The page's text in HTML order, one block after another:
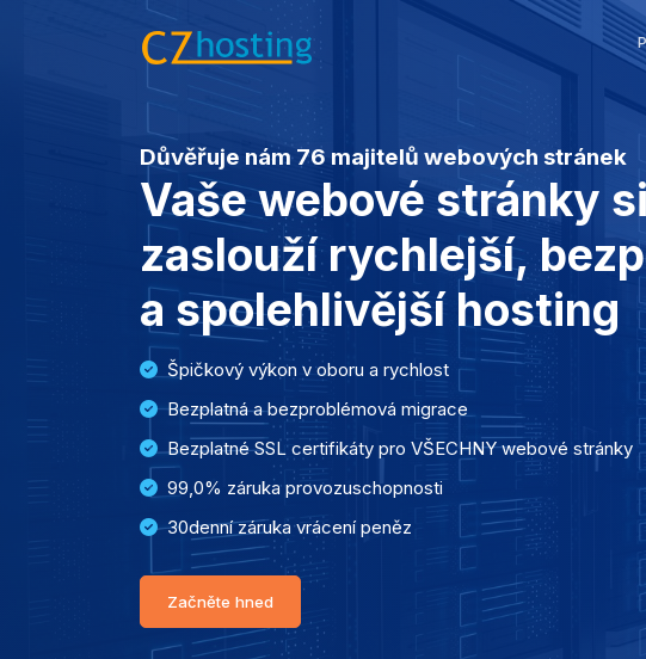
Důvěřuje nám 76 majitelů webových stránek
Vaše webové stránky si
zaslouží rychlejší,
a spolehlivější hosting
Špičkový výkon v oboru a rychlost
Bezplatná a bezproblémová migrace
Bezplatné SSL certifikáty pro VŠECHNY webové stránky
99,0% záruka provozuschopnosti
30denní záruka vrácení peněz
Začněte hned